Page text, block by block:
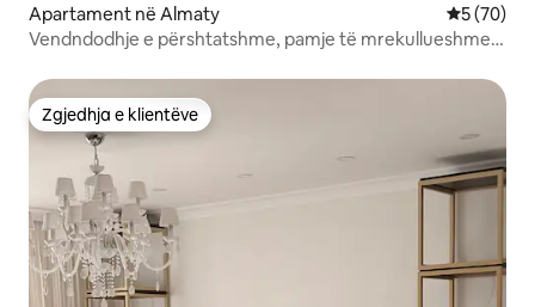
Apartament në Almaty Vlerësimi
5 (70)
Vendndodhje e përshtatshme, pamje të mrekullueshme
Zgjedhja e klientëve
Zgjedhja e klientëve